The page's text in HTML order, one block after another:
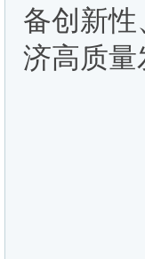
备创新
济高质量